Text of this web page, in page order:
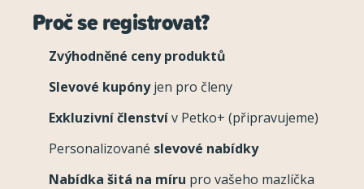
Proč se registrovat?
Zvýhodněné ceny produktů
Slevové kupónyjen pro členy
Exkluzivní členstvív Petko+ (připravujeme)
Personalizované slevové nabídky
Nabídka šitá na míru pro vašeho mazlíčka